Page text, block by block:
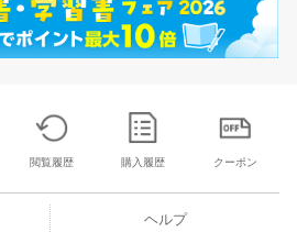
閲覧履歴 購入履歴 クーポン
ヘルプ